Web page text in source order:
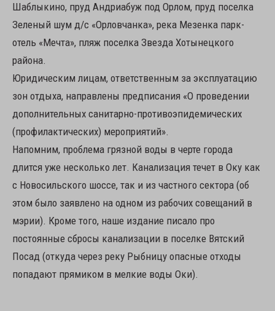
Шаблыкино, пруд Андриабуж под Орлом, пруд поселка
Зеленый шум д/с «Орловчанка», река Мезенка парк-
отель «Мечта», пляж поселка Звезда Хотынецкого
района.
Юридическим лицам, ответственным за эксплуатацию
зон отдыха, направлены предписания «О проведении
дополнительных санитарно-противоэпидемических
(профилактических) мероприятий».
Напомним, проблема грязной воды в черте города
длится уже несколько лет. Канализация течет в Оку как
с Новосильского шоссе, так и из частного сектора (об
этом было заявлено на одном из рабочих совещаний в
мэрии). Кроме того, наше издание писало про
постоянные сбросы канализации в поселке Вятский
Посад (откуда через реку Рыбницу опасные отходы
попадают прямиком в мелкие воды Оки).